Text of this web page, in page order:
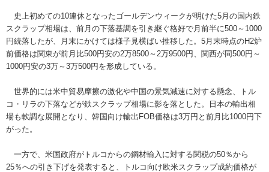
史上初めての10連休となったゴールデンウィークが明けた5月の国内鉄
スクラップ相場は、前月の下落基調を引き継ぐ格好で月前半に500～1000
円続落したが、月末にかけては様子見横ばい推移した。5月末時点のH2炉
前価格は関東が前月比500円安の2万8500～2万9500円、関西が同500円～
1000円安の3万～3万500円を形成している。
世界的には米中貿易摩擦の激化や中国の景気減速に対する懸念、トル
コ・リラの下落などが鉄スクラップ相場に影を落とした。日本の輸出相
場も軟調な展開となり、韓国向け輸出FOB価格は3万円と前月比1000円下
がった。
一方で、米国政府がトルコからの鋼材輸入に対する関税の50％から
25％への引き下げを発表すると、トルコ向け欧米スクラップ成約価格が